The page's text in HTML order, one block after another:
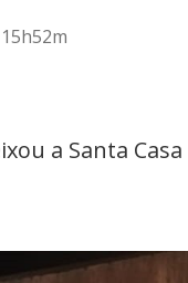
a Santa